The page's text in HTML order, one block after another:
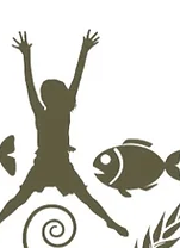
Hva